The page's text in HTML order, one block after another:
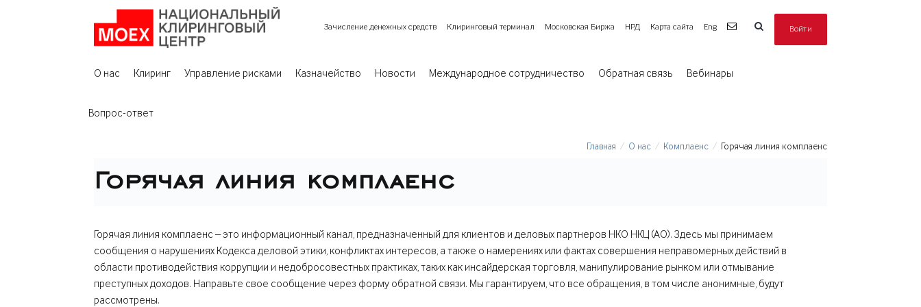
Зачисление денежных средств Клиринговый терминал Московская Биржа НРД Карта сайта Eng Войти
О нас Клиринг Управление рисками Казначейство Новости Международное сотрудничество Обратная связь Вебинары
Вопрос-ответ
Главная О нас Комплаенс Горячая линия комплаенс
Горячая линия комплаенс
Горячая линия комплаенс – это информационный канал, предназначенный для клиентов и деловых партнеров НКО НКЦ (АО). Здесь мы принимаем
сообщения о нарушениях Кодекса деловой этики, конфликтах интересов, а также о намерениях или фактах совершения неправомерных действий в
области противодействия коррупции и недобросовестных практиках, таких как инсайдерская торговля, манипулирование рынком или отмывание
преступных доходов. Направьте свое сообщение через форму обратной связи. Мы гарантируем, что все обращения, в том числе анонимные, будут
рассмотрены.